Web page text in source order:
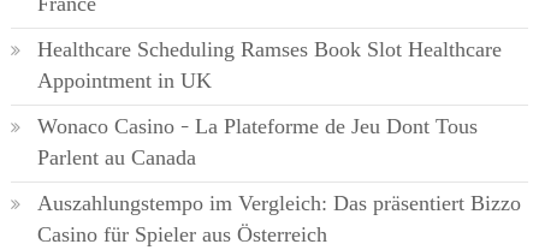
Healthcare Scheduling Ramses Book Slot Healthcare
Appointment in UK
Wonaco Casino – La Plateforme de Jeu Dont Tous
Parlent au Canada
Auszahlungstempo im Vergleich: Das präsentiert Bizzo
Casino für Spieler aus Österreich